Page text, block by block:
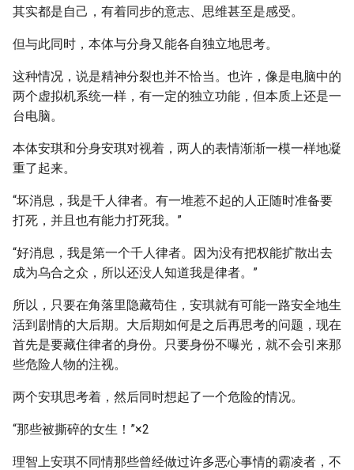
其实都是自己，有着同步的意志、思维甚至是感受。
但与此同时，本体与分身又能各自独立地思考。
这种情况，说是精神分裂也并不恰当。也许，像是电脑中的
两个虚拟机系统一样，有一定的独立功能，但本质上还是一
台电脑。
本体安琪和分身安琪对视着，两人的表情渐渐一模一样地凝
重了起来。
“坏消息，我是千人律者。有一堆惹不起的人正随时准备要
打死，并且也有能力打死我。”
“好消息，我是第一个千人律者。因为没有把权能扩散出去
成为乌合之众，所以还没人知道我是律者。”
所以，只要在角落里隐藏苟住，安琪就有可能一路安全地生
活到剧情的大后期。大后期如何是之后再思考的问题，现在
首先是要藏住律者的身份。只要身份不曝光，就不会引来那
些危险人物的注视。
两个安琪思考着，然后同时想起了一个危险的情况。
“那些被撕碎的女生！”×2
理智上安琪不同情那些曾经做过许多恶心事情的霸凌者，不